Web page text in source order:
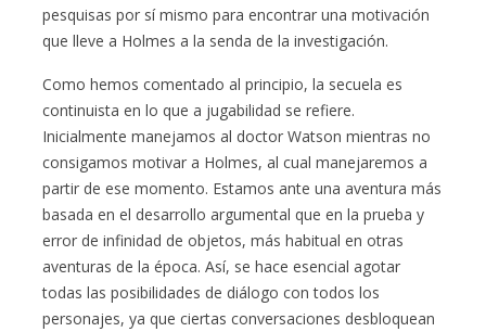
pesquisas por sí mismo para encontrar una motivación
que lleve a Holmes a la senda de la investigación.
Como hemos comentado al principio, la secuela es
continuista en lo que a jugabilidad se refiere.
Inicialmente manejamos al doctor Watson mientras no
consigamos motivar a Holmes, al cual manejaremos a
partir de ese momento. Estamos ante una aventura más
basada en el desarrollo argumental que en la prueba y
error de infinidad de objetos, más habitual en otras
aventuras de la época. Así, se hace esencial agotar
todas las posibilidades de diálogo con todos los
personajes, ya que ciertas conversaciones desbloquean